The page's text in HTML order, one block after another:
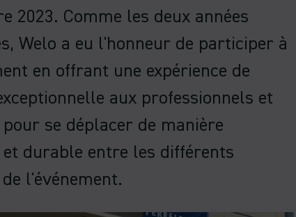
2023. Comme les deux années
Welo a eu l'honneur de participer à
en offrant une expérience de
aux professionnels et
se déplacer de manière
et durable entre les différents
l'événement.